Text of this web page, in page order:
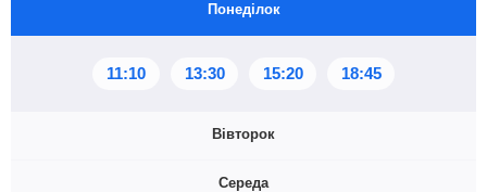
Понеділок
11:10 13:30 15:20 18:45
Вівторок
Середа